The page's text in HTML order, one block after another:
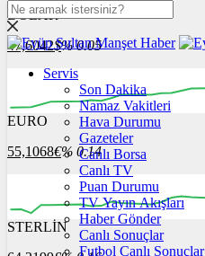
DOLAR
47,6042$% 0.05
EURO
55,1068€% 0.14
STERLİN
Servis
Son Dakika
Namaz Vakitleri
Hava Durumu
Gazeteler
Canlı Borsa
Canlı TV
Puan Durumu
TV Yayın Akışları
Haber Gönder
Canlı Sonuçlar
Futbol Canlı Sonuçlar